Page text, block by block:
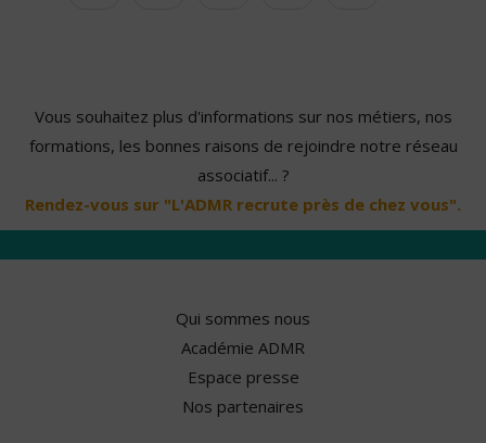
Vous souhaitez plus d'informations sur nos métiers, nos
formations, les bonnes raisons de rejoindre notre réseau
associatif... ?
Rendez-vous sur "L'ADMR recrute près de chez vous".
Qui sommes nous
Académie ADMR
Espace presse
Nos partenaires